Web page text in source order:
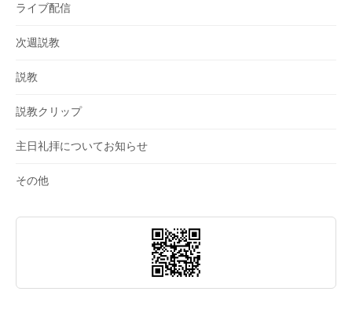
ライブ配信
次週説教
説教
説教クリップ
主日礼拝についてお知らせ
その他